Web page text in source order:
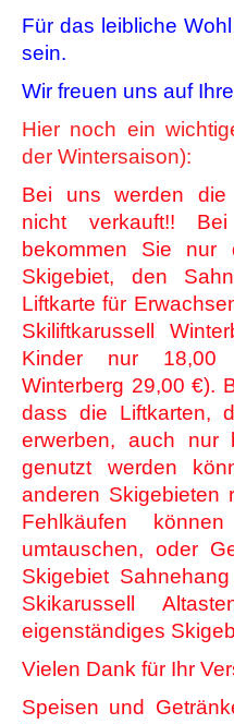
Für das leibliche
sein.
Wir freuen uns auf
Hier noch ein
der Wintersaison):
Bei uns werden die
nicht verkauft!!
bekommen Sie nur
Skigebiet, den
Liftkarte für
Skiliftkarussell
Kinder nur 18,00
Winterberg 29,00 €).
dass die Liftkarten,
erwerben, auch nur
genutzt werden
anderen Skigebieten
Fehlkäufen
umtauschen, oder
Skigebiet
Skikarussell
eigenständiges
Vielen Dank für Ihr
Speisen und